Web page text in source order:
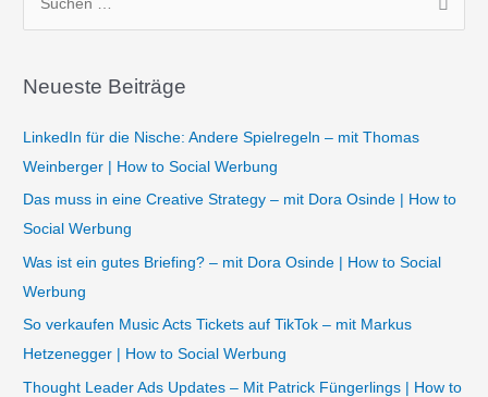
h
h
:
Neueste Beiträge
LinkedIn für die Nische: Andere Spielregeln – mit Thomas
Weinberger | How to Social Werbung
Das muss in eine Creative Strategy – mit Dora Osinde | How to
Social Werbung
Was ist ein gutes Briefing? – mit Dora Osinde | How to Social
Werbung
So verkaufen Music Acts Tickets auf TikTok – mit Markus
Hetzenegger | How to Social Werbung
Thought Leader Ads Updates – Mit Patrick Füngerlings | How to